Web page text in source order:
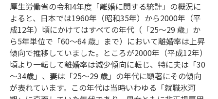
厚生労働省の令和4年度「離婚に関する統計」の概況に
よると、日本では1960年（昭和35年）から2000年（平
成12年）頃にかけてはすべての年代（「25～29 歳」か
ら5年単位で「60～64 歳」まで）において離婚率は上昇
傾向で推移していました。ところが2000年（平成12年）
頃より一転して離婚率は減少傾向に転じ、特に夫は「30
～34歳」、妻は「25～29 歳」の年代に顕著にその傾向
が表れています。この年代は当時いわゆる「就職氷河